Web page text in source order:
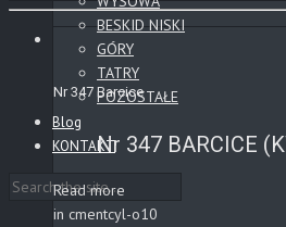
BESKID NISKI
GÓRY
TATRY
POZOSTAŁE
Blog
KONTAKT
Nr 347 Barcice
Nr 347 BARCICE
Read more
in cmentcyl-o10